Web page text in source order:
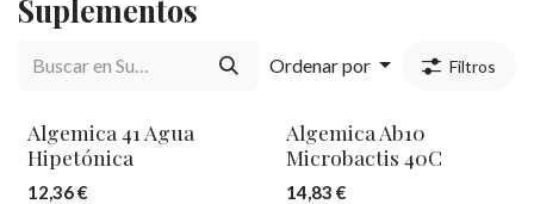
Suplementos
Ordenar por Filtros
¡Novedad!
Algemica 41 Agua
Hipetónica
12,36€
Algemica Ab10
Microbactis 40C
14,83 €